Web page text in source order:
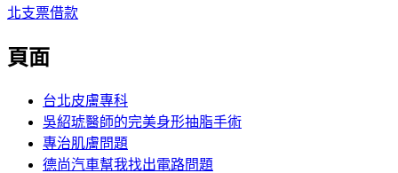
導
覽
北支票借款
頁面
台北皮膚專科
吳紹琥醫師的完美身形抽脂手術
專治肌膚問題
德尚汽車幫我找出電路問題